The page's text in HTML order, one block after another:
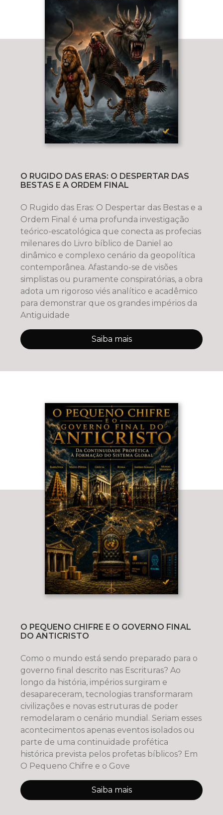
O RUGIDO DAS ERAS: O DESPERTAR DAS
BESTAS E A ORDEM FINAL
O Rugido das Eras: O Despertar das Bestas e a
Ordem Final é uma profunda investigação
teórico-escatológica que conecta as profecias
milenares do Livro bíblico de Daniel ao
dinâmico e complexo cenário da geopolítica
contemporânea. Afastando-se de visões
simplistas ou puramente conspiratórias, a obra
adota um rigoroso viés analítico e acadêmico
para demonstrar que os grandes impérios da
Antiguidade
Saiba mais
O PEQUENO CHIFRE E O GOVERNO FINAL
DO ANTICRISTO
Como o mundo está sendo preparado para o
governo final descrito nas Escrituras? Ao
longo da história, impérios surgiram e
desapareceram, tecnologias transformaram
civilizações e novas estruturas de poder
remodelaram o cenário mundial. Seriam esses
acontecimentos apenas eventos isolados ou
parte de uma continuidade profética
histórica prevista pelos profetas bíblicos? Em
O Pequeno Chifre e o Gove
Saiba mais